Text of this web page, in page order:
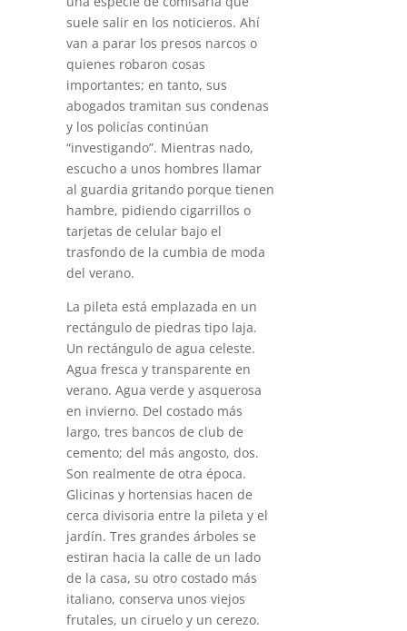
suele salir en los noticieros. Ahí
van a parar los presos narcos o
quienes robaron cosas
importantes; en tanto, sus
abogados tramitan sus condenas
y los policías continúan
“investigando”. Mientras nado,
escucho a unos hombres llamar
al guardia gritando porque tienen
hambre, pidiendo cigarrillos o
tarjetas de celular bajo el
trasfondo de la cumbia de moda
del verano.
La pileta está emplazada en un
rectángulo de piedras tipo laja.
Un rectángulo de agua celeste.
Agua fresca y transparente en
verano. Agua verde y asquerosa
en invierno. Del costado más
largo, tres bancos de club de
cemento; del más angosto, dos.
Son realmente de otra época.
Glicinas y hortensias hacen de
cerca divisoria entre la pileta y el
jardín. Tres grandes árboles se
estiran hacia la calle de un lado
de la casa, su otro costado más
italiano, conserva unos viejos
frutales, un ciruelo y un cerezo.